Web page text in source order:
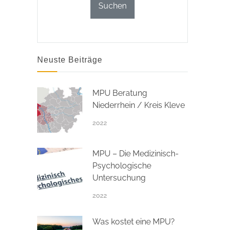
Neuste Beiträge
MPU Beratung
Niederrhein / Kreis Kleve
2022
MPU – Die Medizinisch-
Psychologische
Untersuchung
2022
Was kostet eine MPU?